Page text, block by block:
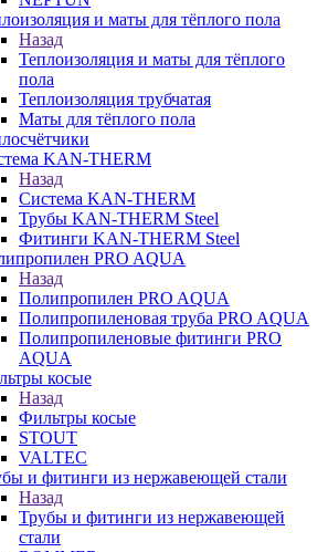
и маты для тёплого пола
Назад
Теплоизоляция и маты для тёплого
пола
Теплоизоляция трубчатая
Маты для тёплого пола
KAN-THERM
Назад
Система KAN-THERM
Трубы KAN-THERM Steel
Фитинги KAN-THERM Steel
PRO AQUA
Назад
Полипропилен PRO AQUA
Полипропиленовая труба PRO AQUA
Полипропиленовые фитинги PRO
AQUA
косые
Назад
Фильтры косые
STOUT
VALTEC
и фитинги из нержавеющей стали
Назад
Трубы и фитинги из нержавеющей
стали